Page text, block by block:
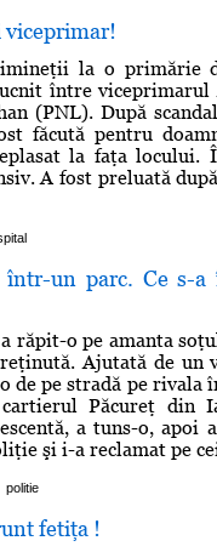
la o primărie
între viceprimarul
(PNL). După
făcută pentru
la faţa locului.
A fost preluată
un parc. Ce s-a
răpit-o pe amanta
Ajutată de un
de pe stradă pe rivala
Păcureţ din
a tuns-o, apoi
şi i-a reclamat pe
politie
fetiţa !